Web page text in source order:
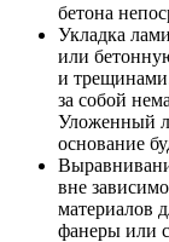
бетона
Укладка
или
и
за собой
Уложенный
основание
вне
материалов
фанеры или